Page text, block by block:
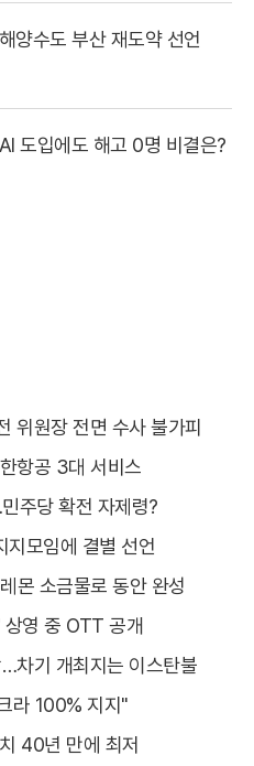
양수도 부산 재도약 선언
도입에도 해고 0명 비결은?
위원장 전면 수사 불가피
항공 3대 서비스
주당 확전 자제령?
지모임에 결별 선언
몬 소금물로 동안 완성
영 중 OTT 공개
차기 개최지는 이스탄불
라 100% 지지"
40년 만에 최저